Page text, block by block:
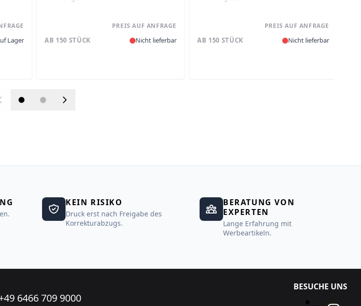
Lager
PREIS AUF ANFRAGE
AB 150 STÜCK Nicht lieferbar
PREIS AUF ANFRAGE
AB 150 STÜCK Nicht lieferbar
KEIN RISIKO
Druck erst nach Freigabe des
Korrekturabzugs.
BERATUNG VON
EXPERTEN
Lange Erfahrung mit
Werbeartikeln.
6466 709 9000
BESUCHE UNS